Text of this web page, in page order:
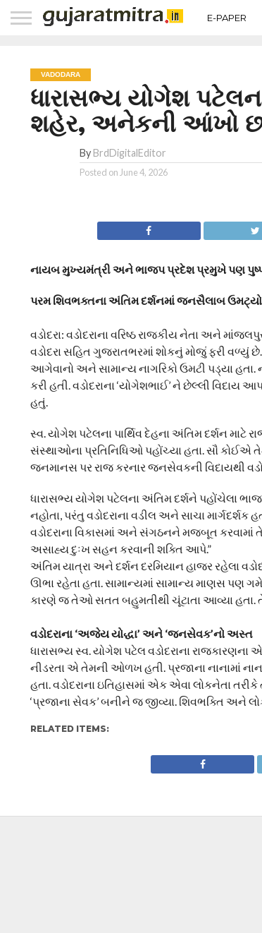
E-PAPER
VADODARA
ધારાસભ્ય યોગેશ
શહેર, અનેકની આંખો
By BrdDigitalEditor
Posted on June 4, 2026
નાયબ મુખ્યમંત્રી અને ભાજપ પ્રદેશ પ્રમુખે પણ
પરમ શિવભક્તના અંતિમ દર્શનમાં જનસૈલાબ
વડોદરા: વડોદરાના વરિષ્ઠ રાજકીય નેતા અને
વડોદરા સહિત ગુજરાતભરમાં શોકનું મોજું ફરી વળ્યું
આગેવાનો અને સામાન્ય નાગરિકો ઉમટી પડ્યા
કરી હતી. વડોદરાના ‘યોગેશભાઈ’ ને છેલ્લી
હતું.
સ્વ. યોગેશ પટેલના પાર્થિવ દેહના અંતિમ દર્શન માટે
સંસ્થાઓના પ્રતિનિધિઓ પહોંચ્યા હતા. સૌ કોઈએ
જનમાનસ પર રાજ કરનાર જનસેવકની વિદાયથી
ધારાસભ્ય યોગેશ પટેલના અંતિમ દર્શને પહોંચેલા
નહોતા, પરંતુ વડોદરાના વડીલ અને સાચા
વડોદરાના વિકાસમાં અને સંગઠનને મજબૂત
અસાહ્ય દુઃખ સહન કરવાની શક્તિ આપે.”
અંતિમ યાત્રા અને દર્શન દરમિયાન હાજર રહેલા
ઊભા રહેતા હતા. સામાન્યમાં સામાન્ય માણસ પણ ગમે
કારણે જ તેઓ સતત બહુમતીથી ચૂંટાતા આવ્યા હતા.
વડોદરાના ‘અજેય યોદ્ધા’ અને ‘જનસેવક’નો અસ્ત
​ધારાસભ્ય સ્વ. યોગેશ પટેલ વડોદરાના
નીડરતા એ તેમની ઓળખ હતી. પ્રજાના નાનામાં
હતા. વડોદરાના ઇતિહાસમાં એક એવા લોકનેતા
‘પ્રજાના સેવક’ બનીને જ જીવ્યા. શિવભક્તિ અને
RELATED ITEMS: